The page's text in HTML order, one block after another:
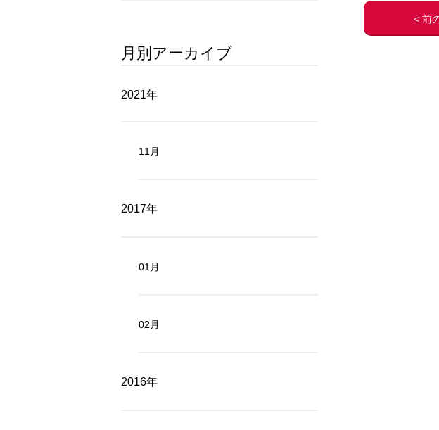
< 前
月別アーカイブ
2021年
11月
2017年
01月
02月
2016年